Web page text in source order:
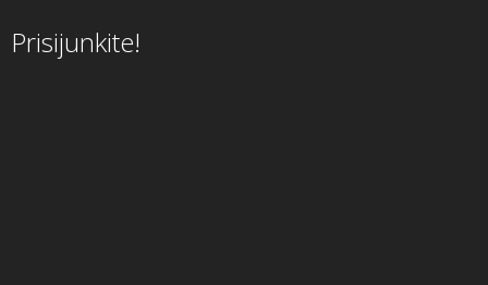
Prisijunkite!